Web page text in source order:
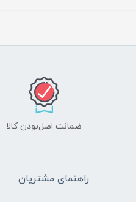
ضمانت اصل‌بودن کالا
راهنمای مشتریان